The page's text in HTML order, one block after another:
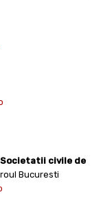
Societatii civile de
Bucuresti